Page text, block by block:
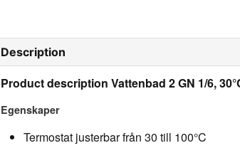
Description
Product description Vattenbad 2 GN 1/6,
Egenskaper
Termostat justerbar från 30 till 100°C